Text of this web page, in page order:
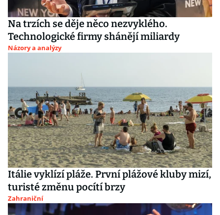
Na trzích se děje něco nezvyklého.
Technologické firmy shánějí miliardy
Názory a analýzy
Itálie vyklízí pláže. První plážové kluby mizí,
turisté změnu pocítí brzy
Zahraniční